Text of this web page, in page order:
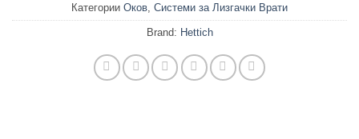
Категории Оков Системи за Лизгачки Врати
Brand: Hettich